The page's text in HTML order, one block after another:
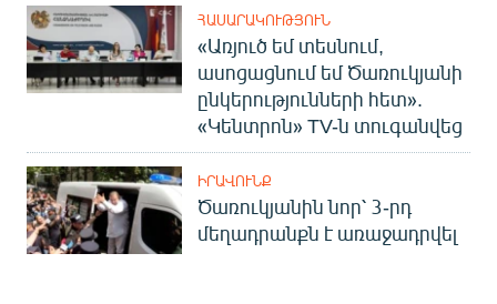
ՀԱՍԱՐԱԿՈՒԹՅՈՒՆ
«Առյուծ եմ տեսնում,
ասոցացնում եմ Ծառուկյանի
ընկերությունների հետ».
«Կենտրոն» TV-ն տուգանվեց
ԻՐԱՎՈՒՆՔ
Ծառուկյանին նոր՝ 3-րդ
մեղադրանքն է առաջադրվել